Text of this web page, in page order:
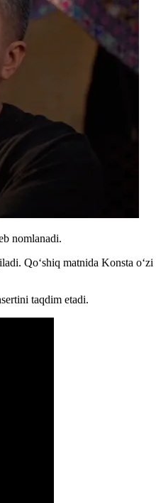
nomlanadi.
Qoʻshiq matnida Konsta
taqdim etadi.